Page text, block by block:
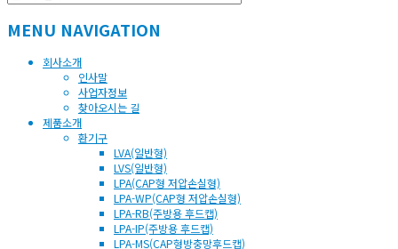
MENU NAVIGATION
회사소개
인사말
사업자정보
찾아오시는 길
제품소개
환기구
LVA(일반형)
LVS(일반형)
LPA(CAP형 저압손실형)
LPA-WP(CAP형 저압손실형)
LPA-RB(주방용 후드캡)
LPA-IP(주방용 후드캡)
LPA-MS(CAP형방충망후드캡)